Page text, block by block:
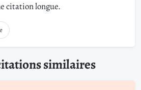
citation longue.
similaires